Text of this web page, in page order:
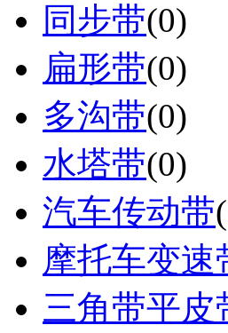
同步带(0)
扁形带(0)
多沟带(0)
水塔带(0)
汽车传动带
摩托车变速
三角带平皮